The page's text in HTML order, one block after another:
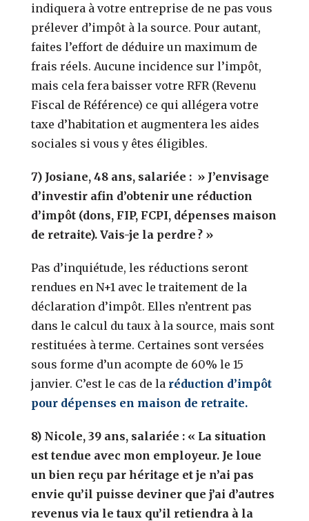
indiquera à votre entreprise de ne pas vous
prélever d’impôt à la source. Pour autant,
faites l’effort de déduire un maximum de
frais réels. Aucune incidence sur l’impôt,
mais cela fera baisser votre RFR (Revenu
Fiscal de Référence) ce qui allégera votre
taxe d’habitation et augmentera les aides
sociales si vous y êtes éligibles.
7) Josiane, 48 ans, salariée : » J’envisage
d’investir afin d’obtenir une réduction
d’impôt (dons, FIP, FCPI, dépenses maison
de retraite). Vais-je la perdre ? »
Pas d’inquiétude, les réductions seront
rendues en N+1 avec le traitement de la
déclaration d’impôt. Elles n’entrent pas
dans le calcul du taux à la source, mais sont
restituées à terme. Certaines sont versées
sous forme d’un acompte de 60% le 15
janvier. C’est le cas de la réduction d’impôt
pour dépenses en maison de retraite.
8) Nicole, 39 ans, salariée : « La situation
est tendue avec mon employeur. Je loue
un bien reçu par héritage et je n’ai pas
envie qu’il puisse deviner que j’ai d’autres
revenus via le taux qu’il retiendra à la